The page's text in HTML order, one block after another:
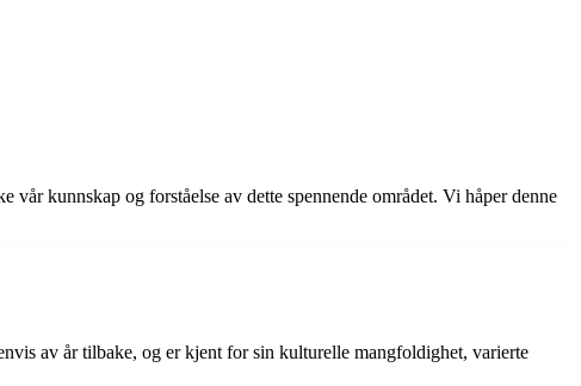
kunnskap og forståelse av dette spennende området. Vi håper denne
av år tilbake, og er kjent for sin kulturelle mangfoldighet, varierte